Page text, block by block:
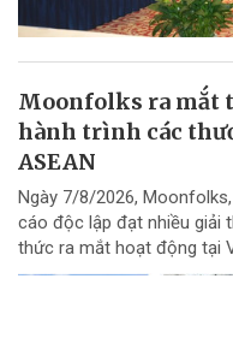
Moonfolks ra mắt
hành trình các
ASEAN
Ngày 7/8/2026,
cáo độc lập đạt nhiều giải
thức ra mắt hoạt động tại